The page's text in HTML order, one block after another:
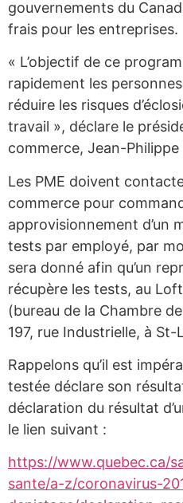
gouvernements du
frais pour les entreprises.
« L’objectif de ce
rapidement les
réduire les risques
travail », déclare le
commerce, Jean-Philippe
Les PME doivent
commerce pour
approvisionnement d’un
tests par employé, par
sera donné afin qu’un
récupère les tests, au
(bureau de la Chambre
197, rue Industrielle, à
Rappelons qu’il est
testée déclare son
déclaration du résultat
le lien suivant :
https://www.quebec.ca/
sante/a-z/coronavirus-